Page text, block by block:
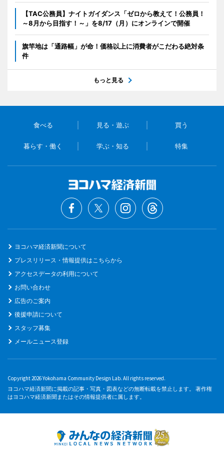
【TAC公務員】ナイトガイダンス「ゼロから教えて！公務員！
～8月から目指す！～」を8/17（月）にオンラインで開催
旗竿地は「通路幅」が命！価格以上に消費者がこだわる絶対条
件
もっと見る
食べる 見る・遊ぶ 買う
暮らす・働く 学ぶ・知る 特集
ヨコハマ経済新聞について
プレスリリース・情報提供はこちらから
アクセスデータの利用について
お問い合わせ
広告のご案内
後援申請について
スタッフ募集
メールニュース登録
Copyright 2026 Yokohama Community Design Lab. All rights reserved.
ヨコハマ経済新聞に掲載の記事・写真・図表などの無断転載を禁止します。 著作権
はヨコハマ経済新聞またはその情報提供者に属します。